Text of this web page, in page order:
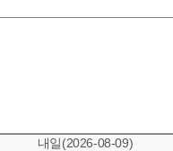
내일(2026-08-09)